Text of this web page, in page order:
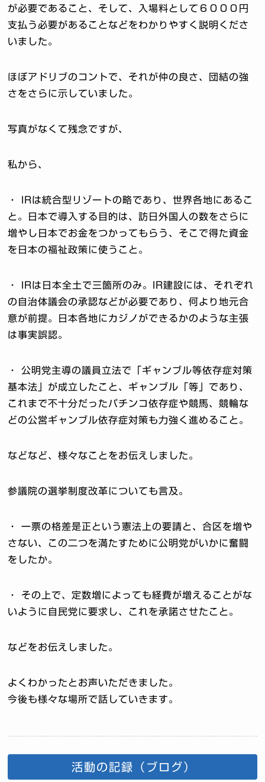
が必要であること、そして、入場料として６０００円
支払う必要があることなどをわかりやすく説明くださ
いました。
ほぼアドリブのコントで、それが仲の良さ、団結の強
さをさらに示していました。
写真がなくて残念ですが、
私から、
・ IRは統合型リゾートの略であり、世界各地にあるこ
と。日本で導入する目的は、訪日外国人の数をさらに
増やし日本でお金をつかってもらう、そこで得た資金
を日本の福祉政策に使うこと。
・ IRは日本全土で三箇所のみ。IR建設には、それぞれ
の自治体議会の承認などが必要であり、何より地元合
意が前提。日本各地にカジノができるかのような主張
は事実誤認。
・ 公明党主導の議員立法で「ギャンブル等依存症対策
基本法」が成立したこと、ギャンブル「等」であり、
これまで不十分だったパチンコ依存症や競馬、競輪な
どの公営ギャンブル依存症対策も力強く進めること。
などなど、様々なことをお伝えしました。
参議院の選挙制度改革についても言及。
・ 一票の格差是正という憲法上の要請と、合区を増や
さない、この二つを満たすために公明党がいかに奮闘
をしたか。
・ その上で、定数増によっても経費が増えることがな
いように自民党に要求し、これを承諾させたこと。
などをお伝えしました。
よくわかったとお声いただきました。
今後も様々な場所で話していきます。
活動の記録（ブログ）